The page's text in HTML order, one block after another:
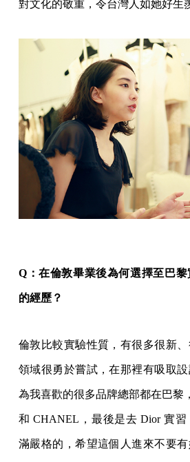
對文化的敬重，令台灣人如她好生
Q：在倫敦畢業後為何選擇至巴
的經歷？
倫敦比較實驗性質，有很多很新
領域很勇於嘗試，在那裡有吸取
為我喜歡的很多品牌總部都在巴黎
和 CHANEL，最後是去 Dior 實
滿嚴格的，希望這個人進來不要